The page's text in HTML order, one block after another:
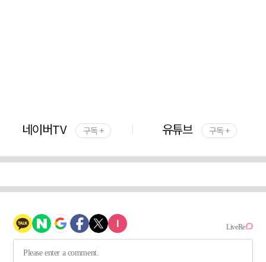
네이버TV 구독 + 유튜브 구독 +